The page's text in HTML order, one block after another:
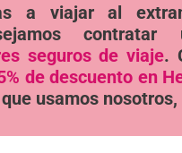
a viajar al
seguros de viaje.
de descuento en
usamos nosotros,